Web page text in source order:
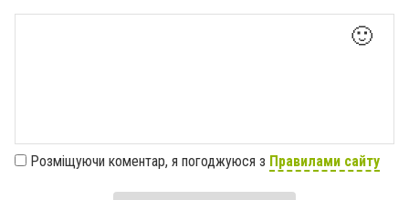
🙂
Розміщуючи коментар, я погоджуюся з Правилами сайту